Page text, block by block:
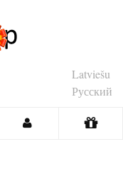
Latviešu
Русский